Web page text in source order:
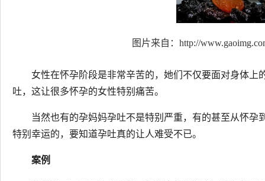
图片来自：http://
女性在怀孕阶段是非常辛苦的，她们不仅要面对身体
吐，这让很多怀孕的女性特别痛苦。
当然也有的孕妈妈孕吐不是特别严重，有的甚至从怀
特别幸运的，要知道孕吐真的让人难受不已。
案例